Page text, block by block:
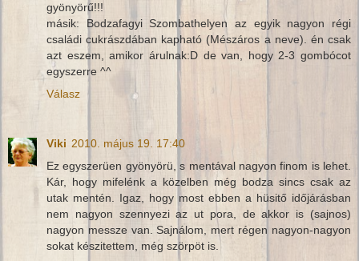
gyönyörű!!!
másik: Bodzafagyi Szombathelyen az egyik nagyon régi
családi cukrászdában kapható (Mészáros a neve). én csak
azt eszem, amikor árulnak:D de van, hogy 2-3 gombócot
egyszerre ^^
Válasz
Viki 2010. május 19. 17:40
Ez egyszerüen gyönyörü, s mentával nagyon finom is lehet.
Kár, hogy mifelénk a közelben még bodza sincs csak az
utak mentén. Igaz, hogy most ebben a hüsitő időjárásban
nem nagyon szennyezi az ut pora, de akkor is (sajnos)
nagyon messze van. Sajnálom, mert régen nagyon-nagyon
sokat készitettem, még szörpöt is.